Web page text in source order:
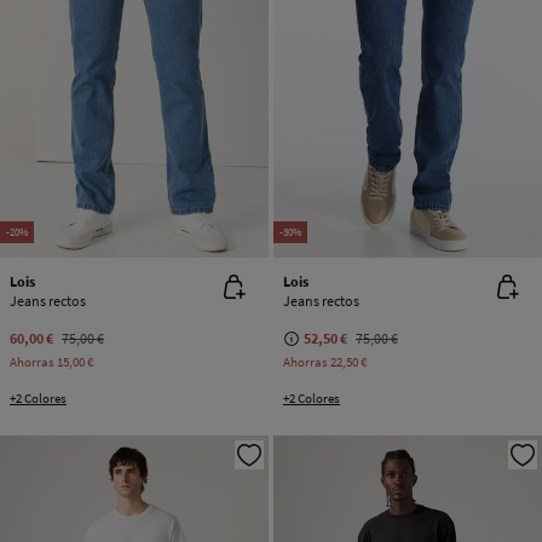
-20%
Lois
Jeans rectos
60,00 € 75,00 €
Ahorras 15,00 €
+2 Colores
-30%
Lois
Jeans rectos
52,50 € 75,00 €
Ahorras 22,50 €
+2 Colores